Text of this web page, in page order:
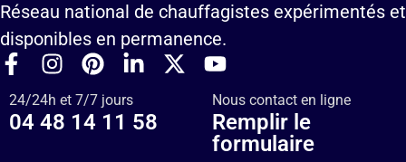
Réseau national de chauffagistes expérimentés et
disponibles en permanence.
24/24h et 7/7 jours
04 48 14 11 58
Nous contact en ligne
Remplir le
formulaire